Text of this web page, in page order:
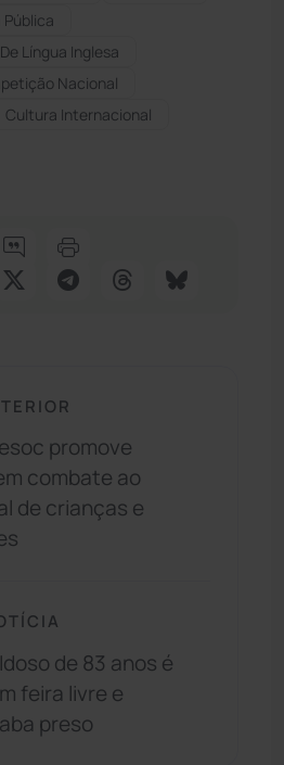
Pública
Língua Inglesa
Nacional
Cultura Internacional
promove
combate ao
de crianças e
de 83 anos é
feira livre e
preso